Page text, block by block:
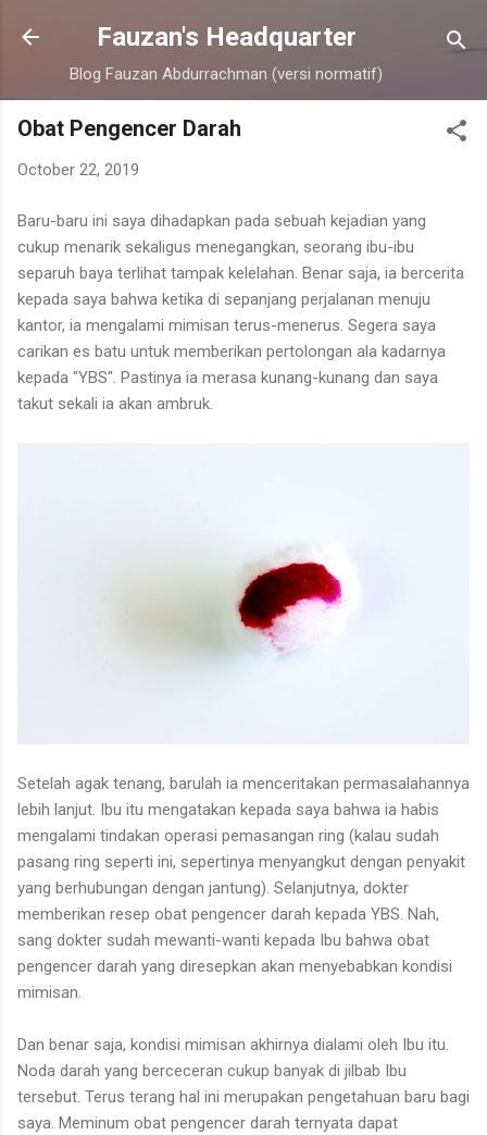
Skip to main content
Fauzan's Headquarter
Blog Fauzan Abdurrachman (versi normatif)
Obat Pengencer Darah
October 22, 2019
Baru-baru ini saya dihadapkan pada sebuah kejadian yang
cukup menarik sekaligus menegangkan, seorang ibu-ibu
separuh baya terlihat tampak kelelahan. Benar saja, ia bercerita
kepada saya bahwa ketika di sepanjang perjalanan menuju
kantor, ia mengalami mimisan terus-menerus. Segera saya
carikan es batu untuk memberikan pertolongan ala kadarnya
kepada "YBS". Pastinya ia merasa kunang-kunang dan saya
takut sekali ia akan ambruk.
Setelah agak tenang, barulah ia menceritakan permasalahannya
lebih lanjut. Ibu itu mengatakan kepada saya bahwa ia habis
mengalami tindakan operasi pemasangan ring (kalau sudah
pasang ring seperti ini, sepertinya menyangkut dengan penyakit
yang berhubungan dengan jantung). Selanjutnya, dokter
memberikan resep obat pengencer darah kepada YBS. Nah,
sang dokter sudah mewanti-wanti kepada Ibu bahwa obat
pengencer darah yang diresepkan akan menyebabkan kondisi
mimisan.
Dan benar saja, kondisi mimisan akhirnya dialami oleh Ibu itu.
Noda darah yang berceceran cukup banyak di jilbab Ibu
tersebut. Terus terang hal ini merupakan pengetahuan baru bagi
saya. Meminum obat pengencer darah ternyata dapat